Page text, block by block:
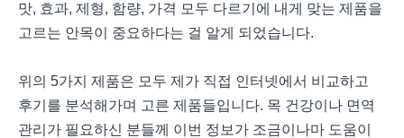
맛, 효과, 제형, 함량, 가격 모두 다르기에 내게 맞는 제품을
고르는 안목이 중요하다는 걸 알게 되었습니다.
위의 5가지 제품은 모두 제가 직접 인터넷에서 비교하고
후기를 분석해가며 고른 제품들입니다. 목 건강이나 면역
관리가 필요하신 분들께 이번 정보가 조금이나마 도움이